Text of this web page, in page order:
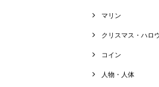
マリン
クリスマス・ハロ
コイン
人物・人体